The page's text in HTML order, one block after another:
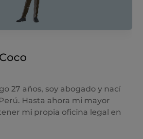
27 años, soy abogado y nací
Hasta ahora mi mayor
mi propia oficina legal en